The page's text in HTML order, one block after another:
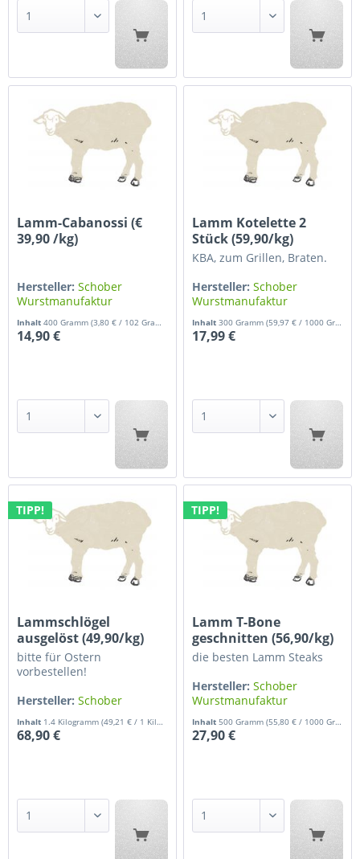
Lamm-Cabanossi (€
39,90 /kg)
Hersteller: Schober
Wurstmanufaktur
Inhalt400 Gramm(3,80 € / 102 Gramm)
14,90 €
Lamm Kotelette 2
Stück (59,90/kg)
KBA, zum Grillen, Braten.
Hersteller: Schober
Wurstmanufaktur
Inhalt300 Gramm(59,97 € / 1000 Gramm)
17,99 €
TIPP!
Lammschlögel
ausgelöst (49,90/kg)
bitte für Ostern
vorbestellen!
Hersteller: Schober
Inhalt 1.4 Kilogramm(49,21 € / 1 Kilogramm)
68,90 €
TIPP!
Lamm T-Bone
geschnitten (56,90/kg)
die besten Lamm Steaks
Hersteller: Schober
Wurstmanufaktur
Inhalt500 Gramm(55,80 € / 1000 Gramm)
27,90 €